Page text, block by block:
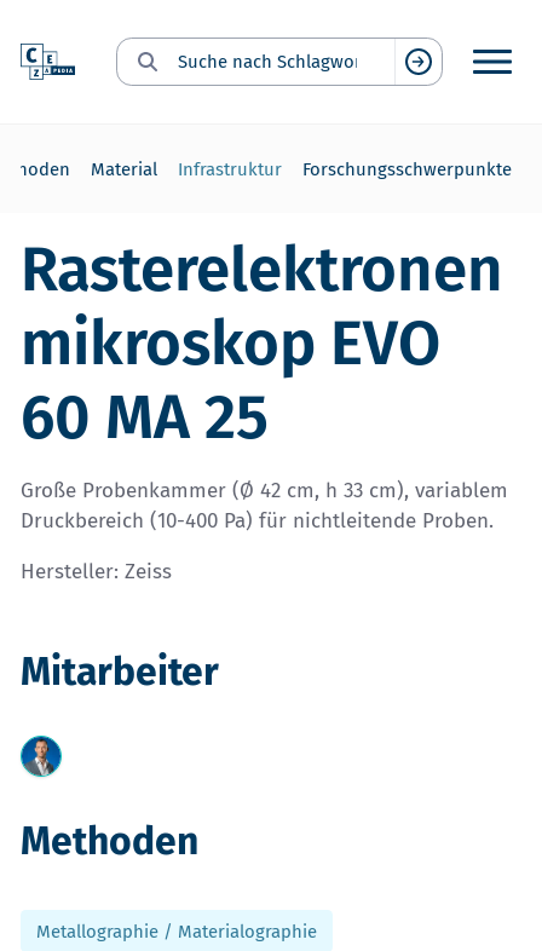
Suche nach Schlagwort:
Suchen
Material Infrastruktur Forschungsschwerpunkte
Rasterelektronen
mikroskop EVO
60 MA 25
Große Probenkammer (Ø 42 cm, h 33 cm), variablem
Druckbereich (10-400 Pa) für nichtleitende Proben.
Hersteller: Zeiss
Mitarbeiter
Methoden
Metallographie / Materialographie